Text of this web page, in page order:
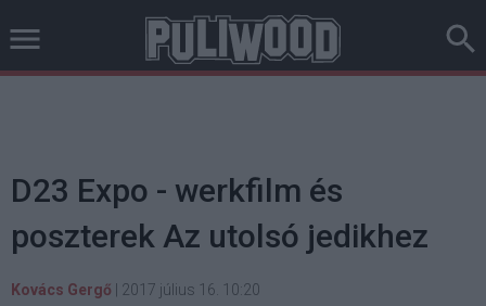
D23 Expo - werkfilm és
poszterek Az utolsó jedikhez
Kovács Gergő 2017 július 16. 10:20